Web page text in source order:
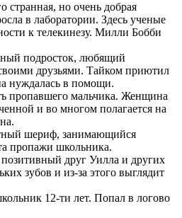
но очень добрая
в лаборатории. Здесь ученые
к телекинезу. Милли Бобби
подросток, любящий
друзьями. Тайком приютил
нуждалась в помощи.
пропавшего мальчика. Женщина
и во многом полагается на
шериф, занимающийся
пропажи школьника.
друг Уилла и других
зубов и из-за этого выглядит
12-ти лет. Попал в логово